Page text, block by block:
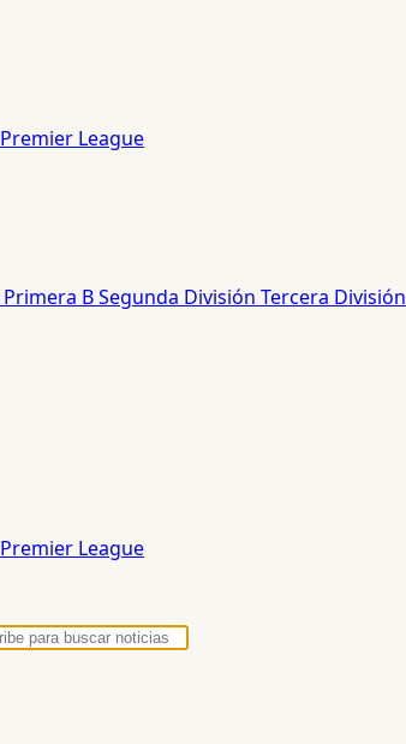
Premier League
Primera BSegunda División Tercera División
Premier League